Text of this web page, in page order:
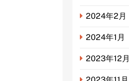
2024年2月
2024年1月
2023年12月